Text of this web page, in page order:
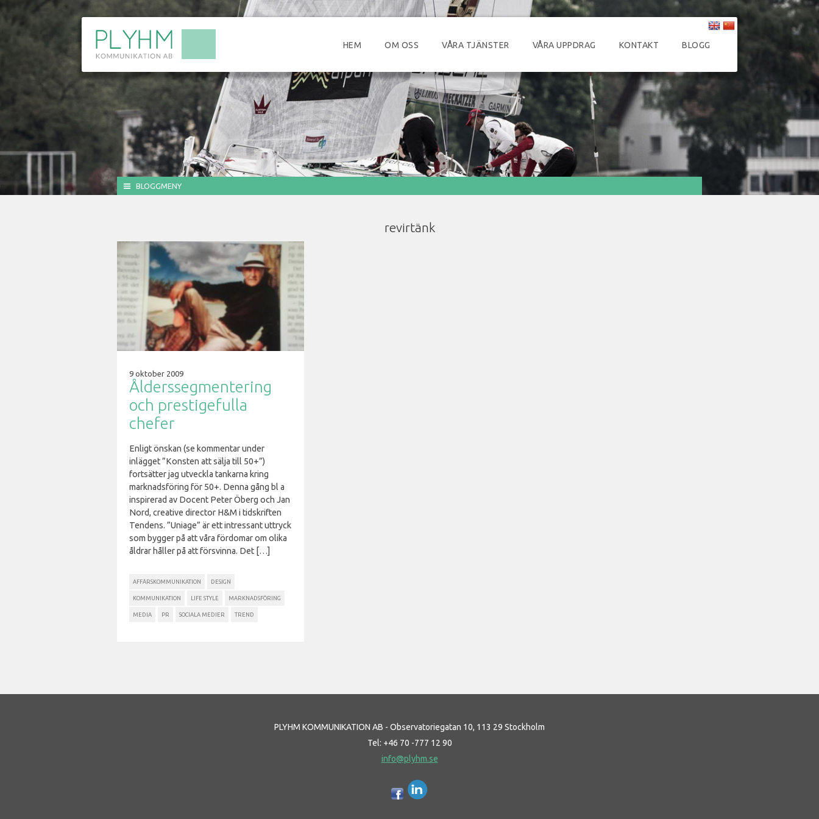
HEM OM OSS VÅRA TJÄNSTER VÅRA UPPDRAG KONTAKT BLOGG
BLOGGMENY
revirtänk
9 oktober 2009
Ålderssegmentering
och prestigefulla
chefer
Enligt önskan (se kommentar under
inlägget ”Konsten att sälja till 50+”)
fortsätter jag utveckla tankarna kring
marknadsföring för 50+. Denna gång bl a
inspirerad av Docent Peter Öberg och Jan
Nord, creative director H&M i tidskriften
Tendens. ”Uniage” är ett intressant uttryck
som bygger på att våra fördomar om olika
åldrar håller på att försvinna. Det […]
AFFÄRSKOMMUNIKATION DESIGN
KOMMUNIKATION LIFE STYLE MARKNADSFÖRING
MEDIA PR SOCIALA MEDIER TREND
PLYHM KOMMUNIKATION AB - Observatoriegatan 10, 113 29 Stockholm
Tel: +46 70 -777 12 90
info@plyhm.se